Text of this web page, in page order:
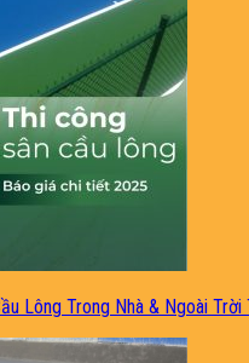
Lông Trong Nhà & Ngoài Trời